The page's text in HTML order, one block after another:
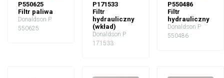
P550625
Filtr paliwa
Donaldson P
550625
P171533
Filtr
hydrauliczny
(wkład)
Donaldson P
171533
P550486
Filtr
hydrauliczny
Donaldson P
550486